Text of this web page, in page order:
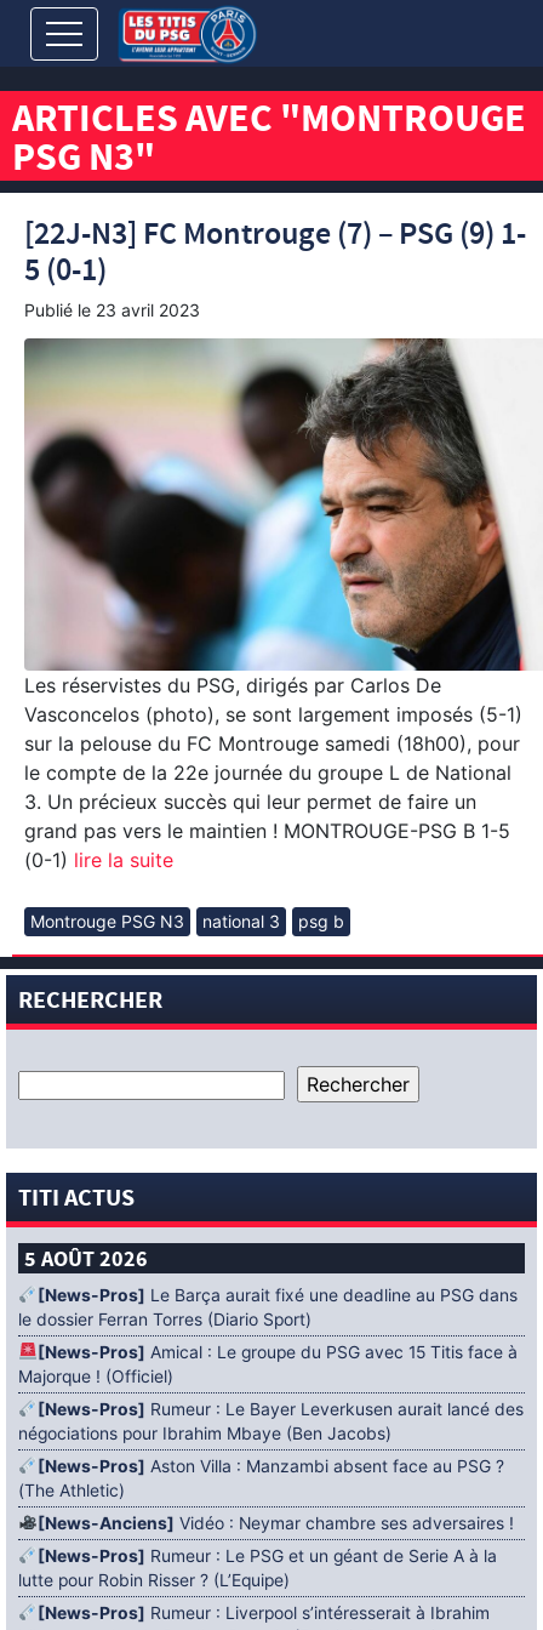
ARTICLES AVEC "MONTROUGE
PSG N3"
[22J-N3] FC Montrouge (7) – PSG (9) 1-
5 (0-1)
Publié le 23 avril 2023
Les réservistes du PSG, dirigés par Carlos De
Vasconcelos (photo), se sont largement imposés (5-1)
sur la pelouse du FC Montrouge samedi (18h00), pour
le compte de la 22e journée du groupe L de National
3. Un précieux succès qui leur permet de faire un
grand pas vers le maintien ! MONTROUGE-PSG B 1-5
(0-1) lire la suite
Montrouge PSG N3 national 3 psg b
RECHERCHER
TITI ACTUS
5 AOÛT 2026
[News-Pros] Le Barça aurait fixé une deadline au PSG dans
le dossier Ferran Torres (Diario Sport)
[News-Pros] Amical : Le groupe du PSG avec 15 Titis face à
Majorque ! (Officiel)
[News-Pros] Rumeur : Le Bayer Leverkusen aurait lancé des
négociations pour Ibrahim Mbaye (Ben Jacobs)
[News-Pros] Aston Villa : Manzambi absent face au PSG ?
(The Athletic)
[News-Anciens] Vidéo : Neymar chambre ses adversaires !
[News-Pros] Rumeur : Le PSG et un géant de Serie A à la
lutte pour Robin Risser ? (L’Equipe)
[News-Pros] Rumeur : Liverpool s’intéresserait à Ibrahim